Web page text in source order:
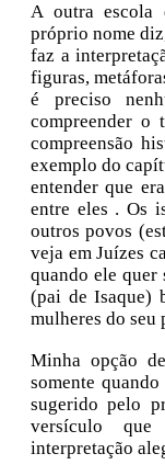
A outra escola
próprio nome
faz a
figuras,
é preciso
compreender o
compreensão
exemplo do
entender que
entre eles . Os
outros povos
veja em Juízes
quando ele quer
(pai de Isaque)
mulheres do seu
Minha opção
somente
sugerido pelo
versículo que
interpretação